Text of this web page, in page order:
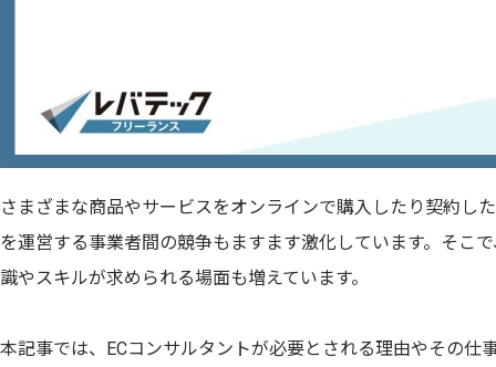
さまざまな商品やサービスをオンラインで購入したり契約し
を運営する事業者間の競争もますます激化しています。そこ
識やスキルが求められる場面も増えています。
本記事では、ECコンサルタントが必要とされる理由やその仕